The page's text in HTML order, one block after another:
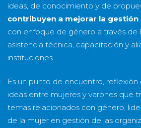
ideas, de conocimiento y de
contribuyen a mejorar la
con enfoque de género a través de
asistencia técnica, capacitación y
instituciones.
Es un punto de encuentro,
ideas entre mujeres y varones que
temas relacionados con género,
de la mujer en gestión de las